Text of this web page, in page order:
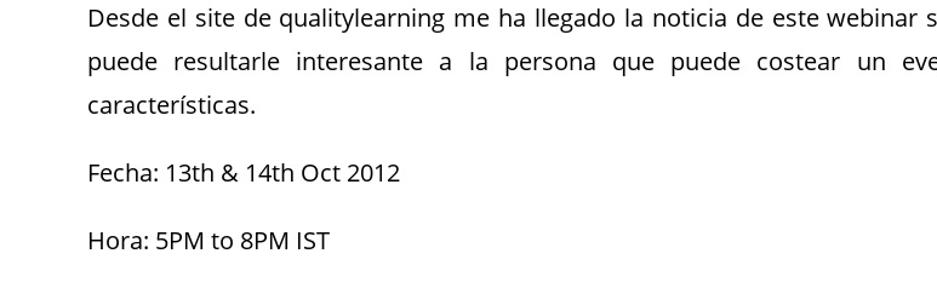
Desde el site de qualitylearning me ha llegado la noticia de este webinar
puede resultarle interesante a la persona que puede costear un
características.
Fecha: 13th & 14th Oct 2012
Hora: 5PM to 8PM IST